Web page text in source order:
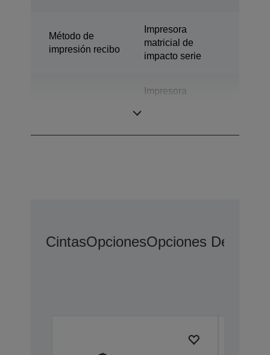
Método de
impresión recibo
Impresora
matricial de
impacto serie
Impresora
CintasOpcionesOpciones De